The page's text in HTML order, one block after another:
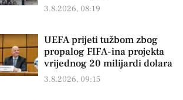
3.8.2026, 08:19
UEFA prijeti tužbom zbog
propalog FIFA-ina projekta
vrijednog 20 milijardi dolara
3.8.2026, 09:15